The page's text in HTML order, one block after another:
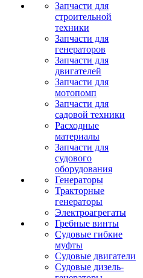
Запчасти для
строительной
техники
Запчасти для
генераторов
Запчасти для
двигателей
Запчасти для
мотопомп
Запчасти для
садовой техники
Расходные
материалы
Запчасти для
судового
оборудования
Генераторы
Тракторные
генераторы
Электроагрегаты
Гребные винты
Судовые гибкие
муфты
Судовые двигатели
Судовые дизель-